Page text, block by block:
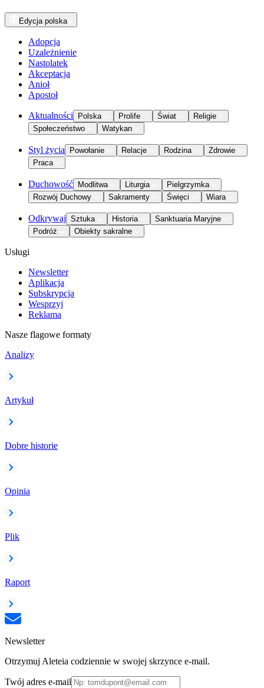
Edycja polska
Adopcja
Uzależnienie
Nastolatek
Akceptacja
Anioł
Apostoł
Aktualności Polska Prolife Świat
Religie
Społeczeństwo
Watykan
Styl życia Powołanie Relacje Rodzina
Zdrowie
Praca
Duchowość Modlitwa Liturgia
Pielgrzymka
Rozwój Duchowy
Sakramenty Święci Wiara
Odkrywaj Sztuka Historia
Sanktuaria Maryjne
Podróż
Obiekty sakralne
Usługi
Newsletter
Aplikacja
Subskrypcja
Wesprzyj
Reklama
Nasze flagowe formaty
Analizy
Artykuł
Dobre historie
Opinia
Plik
Raport
Newsletter
Otrzymuj Aleteia codziennie w swojej skrzynce e-mail.
Twój adres e-mail